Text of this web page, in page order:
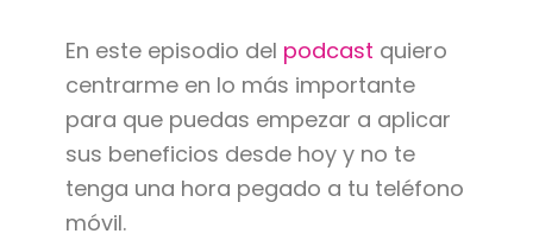
En este episodio del podcast quiero
centrarme en lo más importante
para que puedas empezar a aplicar
sus beneficios desde hoy y no te
tenga una hora pegado a tu teléfono
móvil.